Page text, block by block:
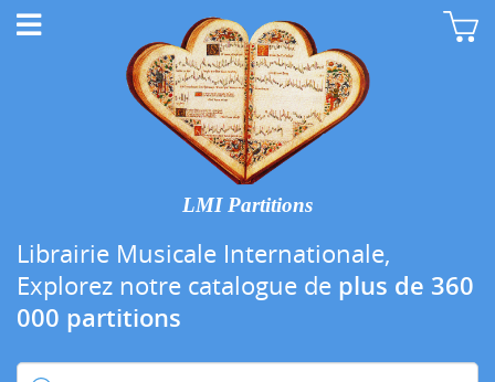
LMI Partitions
Librairie Musicale Internationale,
Explorez notre catalogue de plus de 360
000 partitions
Rechercher :